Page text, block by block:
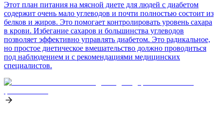
Этот план питания на мясной диете для людей с диабетом
содержит очень мало углеводов и почти полностью состоит из
белков и жиров. Это помогает контролировать уровень сахара
в крови. Избегание сахаров и большинства углеводов
позволяет эффективно управлять диабетом. Это радикальное,
но простое диетическое вмешательство должно проводиться
под наблюдением и с рекомендациями медицинских
специалистов.